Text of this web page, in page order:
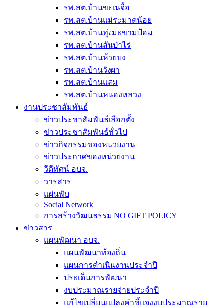
รพ.สต.บ้านขะเนจื้อ
รพ.สต.บ้านแม่ระมาดน้อย
รพ.สต.บ้านทุ่งมะขามป้อม
รพ.สต.บ้านสันป่าไร่
รพ.สต.บ้านห้วยบง
รพ.สต.บ้านวังผา
รพ.สต.บ้านแสม
รพ.สต.บ้านหนองหลวง
งานประชาสัมพันธ์
ข่าวประชาสัมพันธ์เลือกตั้ง
ข่าวประชาสัมพันธ์ทั่วไป
ข่าวกิจกรรมของหน่วยงาน
ข่าวประกาศของหน่วยงาน
วีดีทัศน์ อบจ.
วารสาร
แผ่นพับ
Social Network
การสร้างวัฒนธรรม NO GIFT POLICY
ข่าวสาร
แผนพัฒนา อบจ.
แผนพัฒนาท้องถิ่น
แผนการดำเนินงานประจำปี
ประเด็นการพัฒนา
งบประมาณรายจ่ายประจำปี
แก้ไขเปลี่ยนแปลงคำชี้แจงงบประมาณราย